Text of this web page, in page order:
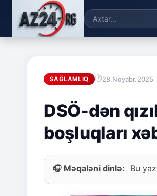
SAĞLAMLIQ 28.Noyabr.2025
DSÖ-dən
boşluqları
🎧 Məqaləni dinlə: Bu